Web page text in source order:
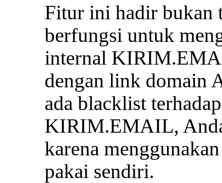
Fitur ini hadir bukan
berfungsi untuk
internal
dengan link domain
ada blacklist
KIRIM.EMAIL,
karena
pakai sendiri.